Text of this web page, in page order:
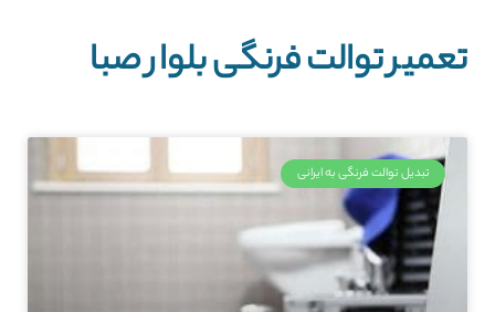
تعمیر توالت فرنگی بلوار صبا
تبدیل توالت فرنگی به ایرانی